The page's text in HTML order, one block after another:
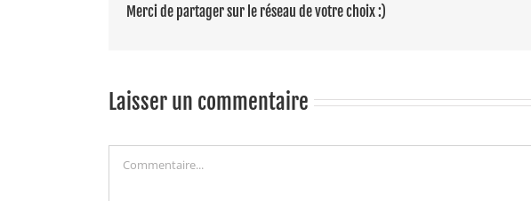
Merci de partager sur le réseau de votre choix :)
Laisser un commentaire